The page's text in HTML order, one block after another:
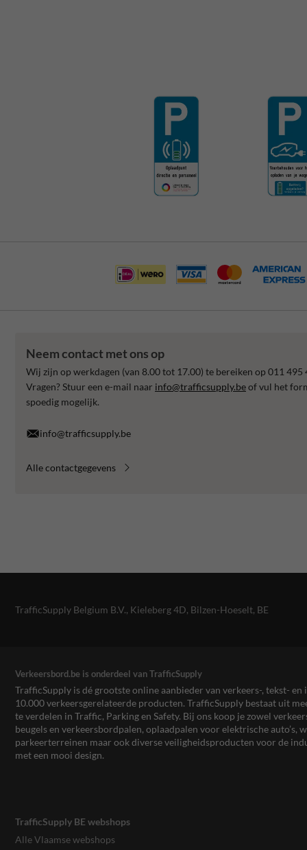
Neem contact met ons op
Wij zijn op werkdagen (van 8.00 tot 17.00) te bereiken op 011 495
Vragen? Stuur een e-mail naar info@trafficsupply.beof vul het
spoedig mogelijk.
info@trafficsupply.be
Alle contactgegevens
TrafficSupply Belgium B.V., Kieleberg 4D, Bilzen-Hoeselt, BE
Verkeersbord.be is onderdeel van TrafficSupply
TrafficSupply is dé grootste online aanbieder van verkeers-, tekst-
10.000 verkeersgerelateerde producten. TrafficSupply bestaat uit
te verdelen in Traffic, Parking en Safety. Bij ons koop je zowel
beugels en verkeersbordpalen, oplaadpalen voor elektrische auto’s,
parkeerterreinen maar ook diverse veiligheidsproducten voor de
met een mooi design.
TrafficSupply BE webshops
Alle Vlaamse webshops